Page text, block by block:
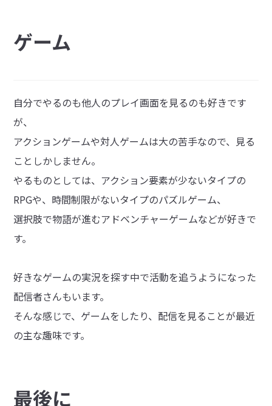
ゲーム
自分でやるのも他人のプレイ画面を見るのも好きです
が、
アクションゲームや対人ゲームは大の苦手なので、見る
ことしかしません。
やるものとしては、アクション要素が少ないタイプの
RPGや、時間制限がないタイプのパズルゲーム、
選択肢で物語が進むアドベンチャーゲームなどが好きで
す。
好きなゲームの実況を探す中で活動を追うようになった
配信者さんもいます。
そんな感じで、ゲームをしたり、配信を見ることが最近
の主な趣味です。
最後に